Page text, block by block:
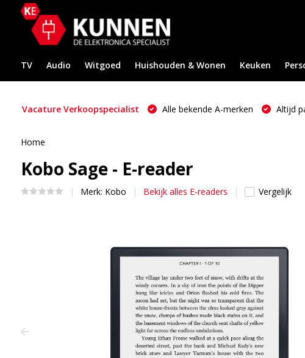
TV Audio Witgoed Huishouden & Wonen Keuken
Vacature Verkoopspecialist Alle bekende A-merken Altijd
Home
Kobo Sage - E-reader
Merk: Kobo Bekijk alles E-readers Vergelijk